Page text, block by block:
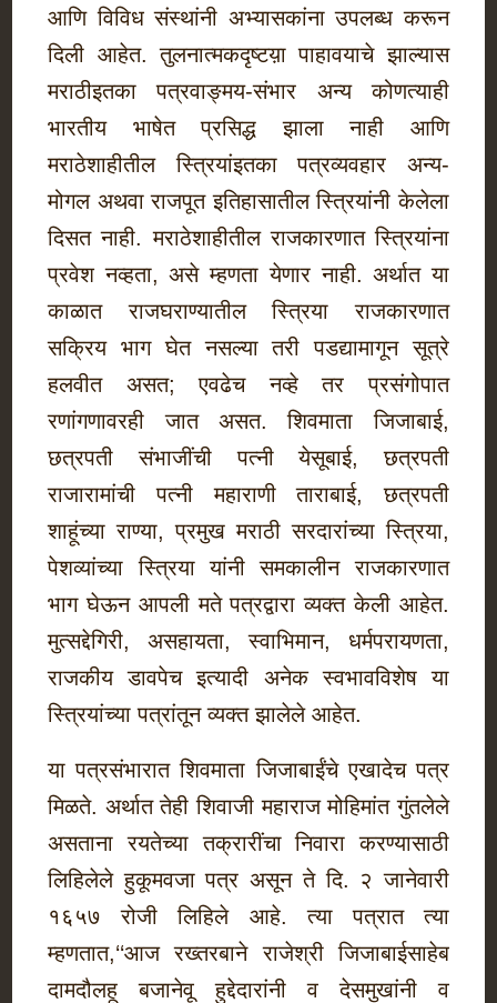
आणि विविध संस्थांनी अभ्यासकांना उपलब्ध करून
दिली आहेत. तुलनात्मकदृष्टय़ा पाहावयाचे झाल्यास
मराठीइतका पत्रवाङ्मय-संभार अन्य कोणत्याही
भारतीय भाषेत प्रसिद्ध झाला नाही आणि
मराठेशाहीतील स्त्रियांइतका पत्रव्यवहार अन्य-
मोगल अथवा राजपूत इतिहासातील स्त्रियांनी केलेला
दिसत नाही. मराठेशाहीतील राजकारणात स्त्रियांना
प्रवेश नव्हता, असे म्हणता येणार नाही. अर्थात या
काळात राजघराण्यातील स्त्रिया राजकारणात
सक्रिय भाग घेत नसल्या तरी पडद्यामागून सूत्रे
हलवीत असत; एवढेच नव्हे तर प्रसंगोपात
रणांगणावरही जात असत. शिवमाता जिजाबाई,
छत्रपती संभाजींची पत्नी येसूबाई, छत्रपती
राजारामांची पत्नी महाराणी ताराबाई, छत्रपती
शाहूंच्या राण्या, प्रमुख मराठी सरदारांच्या स्त्रिया,
पेशव्यांच्या स्त्रिया यांनी समकालीन राजकारणात
भाग घेऊन आपली मते पत्रद्वारा व्यक्त केली आहेत.
मुत्सद्देगिरी, असहायता, स्वाभिमान, धर्मपरायणता,
राजकीय डावपेच इत्यादी अनेक स्वभावविशेष या
स्त्रियांच्या पत्रांतून व्यक्त झालेले आहेत.
या पत्रसंभारात शिवमाता जिजाबाईंचे एखादेच पत्र
मिळते. अर्थात तेही शिवाजी महाराज मोहिमांत गुंतलेले
असताना रयतेच्या तक्रारींचा निवारा करण्यासाठी
लिहिलेले हुकूमवजा पत्र असून ते दि. २ जानेवारी
१६५७ रोजी लिहिले आहे. त्या पत्रात त्या
म्हणतात,‘‘आज रख्तरबाने राजेश्री जिजाबाईसाहेब
दामदौलहू बजानेवू हुद्देदारांनी व देसमुखांनी व